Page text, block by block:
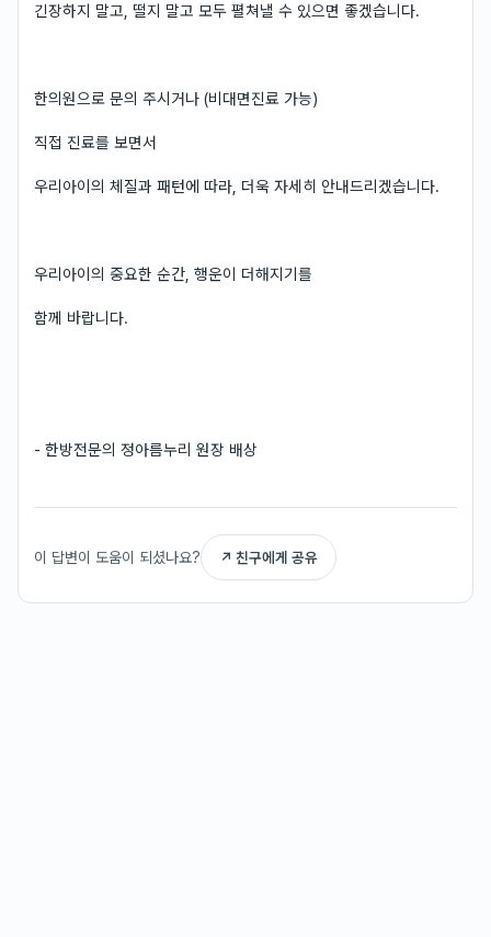
긴장하지 말고, 떨지 말고 모두 펼쳐낼 수 있으면 좋겠습니다.
한의원으로 문의 주시거나 (비대면진료 가능)
직접 진료를 보면서
우리아이의 체질과 패턴에 따라, 더욱 자세히 안내드리겠습니다.
우리아이의 중요한 순간, 행운이 더해지기를
함께 바랍니다.
- 한방전문의 정아름누리 원장 배상
이 답변이 도움이 되셨나요? ↗ 친구에게 공유